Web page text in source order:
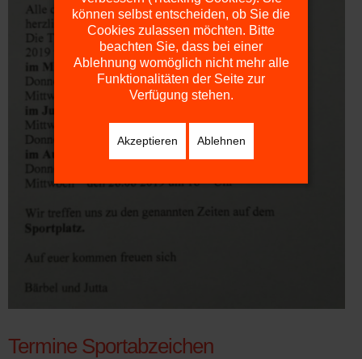
Termine Sportabzeichen
können selbst entscheiden, ob Sie die
Cookies zulassen möchten. Bitte
beachten Sie, dass bei einer
Ablehnung womöglich nicht mehr alle
Funktionalitäten der Seite zur
Verfügung stehen.
Akzeptieren Ablehnen